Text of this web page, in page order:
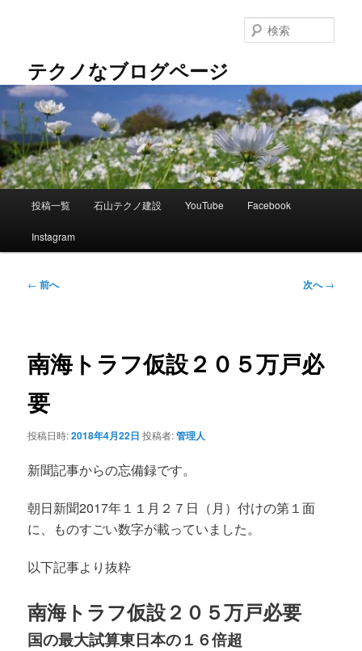
テ
ン
ツ
へ
移
動
テクノなブログページ
索
メ
投稿一覧 石山テクノ建設 YouTube Facebook
Instagram
投
ゲ
ー
ョ
ン
← 前へ 次へ→
南海トラフ仮設２０５万戸必
要
投稿日時:2018年4月22日 投稿者:管理人
新聞記事からの忘備録です。
朝日新聞2017年１１月２７日（月）付けの第１面
に、ものすごい数字が載っていました。
以下記事より抜粋
南海トラフ仮設２０５万戸必要
国の最大試算東日本の１６倍超